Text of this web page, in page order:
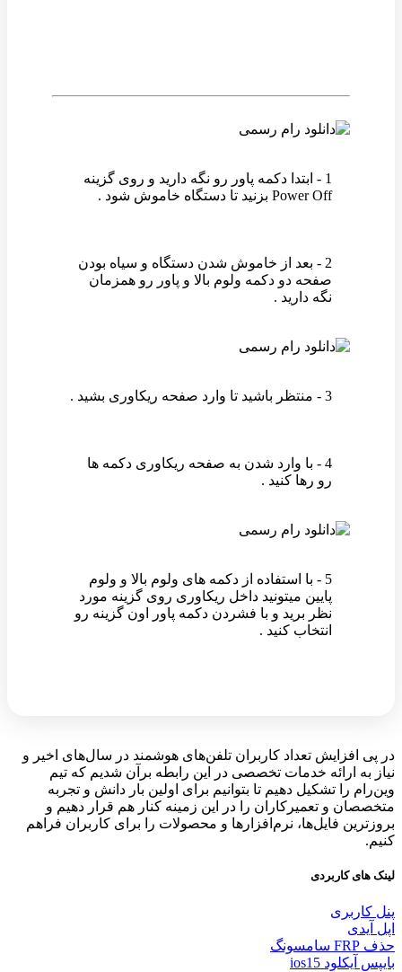
1 - ابتدا دکمه پاور رو نگه دارید و روی گزینه
Power Off بزنید تا دستگاه خاموش شود .
2 - بعد از خاموش شدن دستگاه و سیاه بودن
صفحه دو دکمه ولوم بالا و پاور رو همزمان
نگه دارید .
3 - منتظر باشید تا وارد صفحه ریکاوری بشید .
4 - با وارد شدن به صفحه ریکاوری دکمه ها
رو رها کنید .
5 - با استفاده از دکمه های ولوم بالا و ولوم
پایین میتونید داخل ریکاوری روی گزینه مورد
نظر برید و با فشردن دکمه پاور اون گزینه رو
انتخاب کنید .
در پی افزایش تعداد کاربران تلفن‌های هوشمند در سال‌های اخیر و
نیاز به ارائه خدمات تخصصی در این رابطه برآن شدیم که تیم
وین‌رام را تشکیل دهیم تا بتوانیم برای اولین بار دانش و تجربه
متخصصان و تعمیرکاران را در این زمینه کنار هم قرار دهیم و
بروزترین فایل‌ها، نرم‌افزارها و محصولات را برای کاربران فراهم
کنیم.
لینک های کاربردی
پنل کاربری
اپل آیدی
حذف FRP سامسونگ
بایپس آیکلود ios15